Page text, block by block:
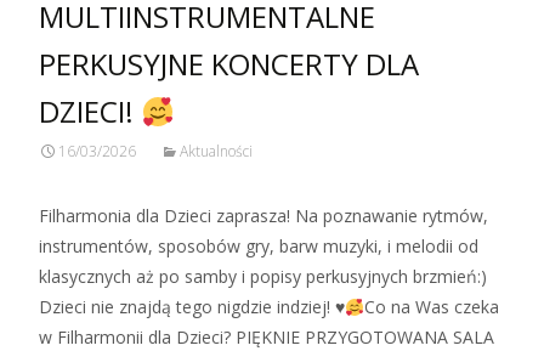
MULTIINSTRUMENTALNE
PERKUSYJNE KONCERTY DLA
DZIECI!
16/03/2026 Aktualności
Filharmonia dla Dzieci zaprasza! Na poznawanie rytmów,
instrumentów, sposobów gry, barw muzyki, i melodii od
klasycznych aż po samby i popisy perkusyjnych brzmień:)
Dzieci nie znajdą tego nigdzie indziej! ♥
Co na Was czeka
w Filharmonii dla Dzieci? PIĘKNIE PRZYGOTOWANA SALA